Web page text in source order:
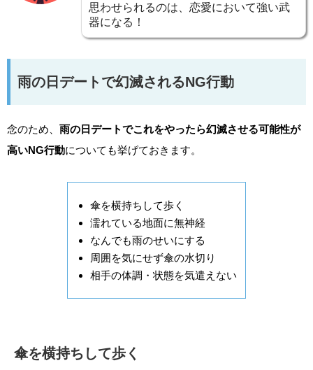
思わせられるのは、恋愛において強い武
器になる！
雨の日デートで幻滅されるNG行動
念のため、 雨の日デートでこれをやったら幻滅させる可能性が
高いNG行動についても挙げておきます。
傘を横持ちして歩く
濡れている地面に無神経
なんでも雨のせいにする
周囲を気にせず傘の水切り
相手の体調・状態を気遣えない
傘を横持ちして歩く